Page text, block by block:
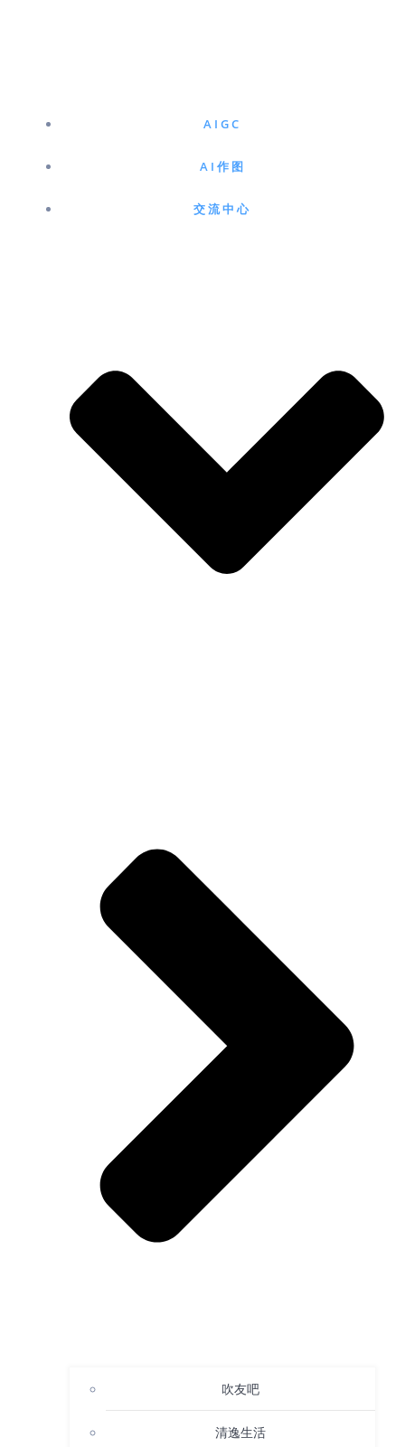
AIGC
AI作图
交流中心
吹友吧
清逸生活